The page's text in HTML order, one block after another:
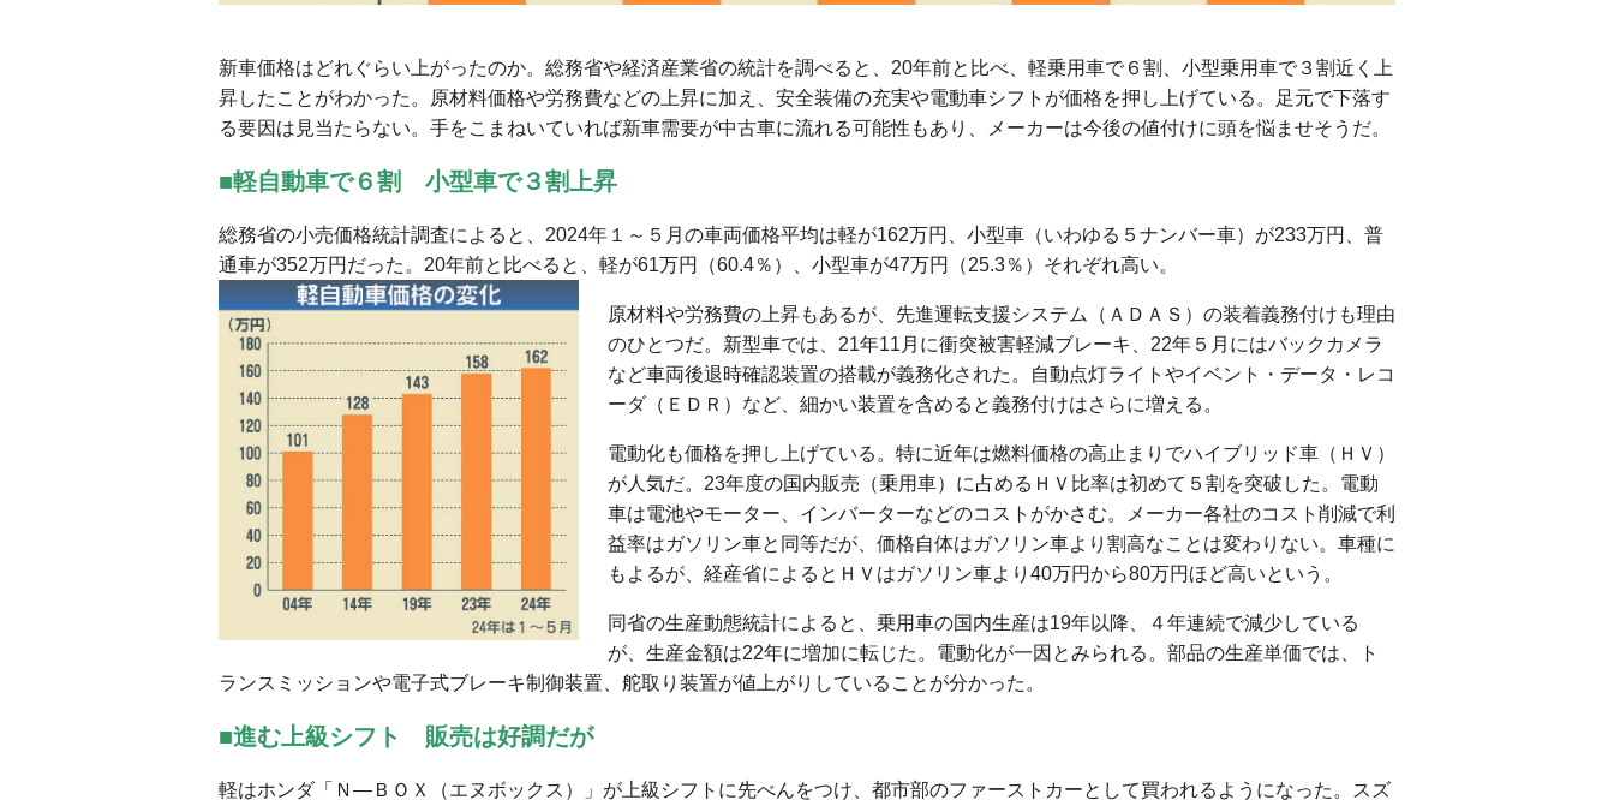
新車価格はどれぐらい上がったのか。総務省や経済産業省の統計を調べると、20年前と比べ、軽乗用車で６割、小型乗用車で３割近く上
昇したことがわかった。原材料価格や労務費などの上昇に加え、安全装備の充実や電動車シフトが価格を押し上げている。足元で下落す
る要因は見当たらない。手をこまねいていれば新車需要が中古車に流れる可能性もあり、メーカーは今後の値付けに頭を悩ませそうだ。
■軽自動車で６割 小型車で３割上昇
総務省の小売価格統計調査によると、2024年１～５月の車両価格平均は軽が162万円、小型車（いわゆる５ナンバー車）が233万円、普
通車が352万円だった。20年前と比べると、軽が61万円（60.4％）、小型車が47万円（25.3％）それぞれ高い。
原材料や労務費の上昇もあるが、先進運転支援システム（ＡＤＡＳ）の装着義務付けも理由
のひとつだ。新型車では、21年11月に衝突被害軽減ブレーキ、22年５月にはバックカメラ
など車両後退時確認装置の搭載が義務化された。自動点灯ライトやイベント・データ・レコ
ーダ（ＥＤＲ）など、細かい装置を含めると義務付けはさらに増える。
電動化も価格を押し上げている。特に近年は燃料価格の高止まりでハイブリッド車（ＨＶ）
が人気だ。23年度の国内販売（乗用車）に占めるＨＶ比率は初めて５割を突破した。電動
車は電池やモーター、インバーターなどのコストがかさむ。メーカー各社のコスト削減で利
益率はガソリン車と同等だが、価格自体はガソリン車より割高なことは変わりない。車種に
もよるが、経産省によるとＨＶはガソリン車より40万円から80万円ほど高いという。
同省の生産動態統計によると、乗用車の国内生産は19年以降、４年連続で減少している
が、生産金額は22年に増加に転じた。電動化が一因とみられる。部品の生産単価では、ト
ランスミッションや電子式ブレーキ制御装置、舵取り装置が値上がりしていることが分かった。
■進む上級シフト 販売は好調だが
軽はホンダ「Ｎ―ＢＯＸ（エヌボックス）」が上級シフトに先べんをつけ、都市部のファーストカーとして買われるようになった。スズ